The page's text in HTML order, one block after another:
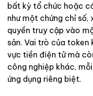
bất kỳ tổ chức hoặc
như một chứng chỉ số,
quyền truy cập vào
sản. Vai trò của token
vực tiền điện tử mà
công nghiệp khác,
ứng dụng riêng biệt.